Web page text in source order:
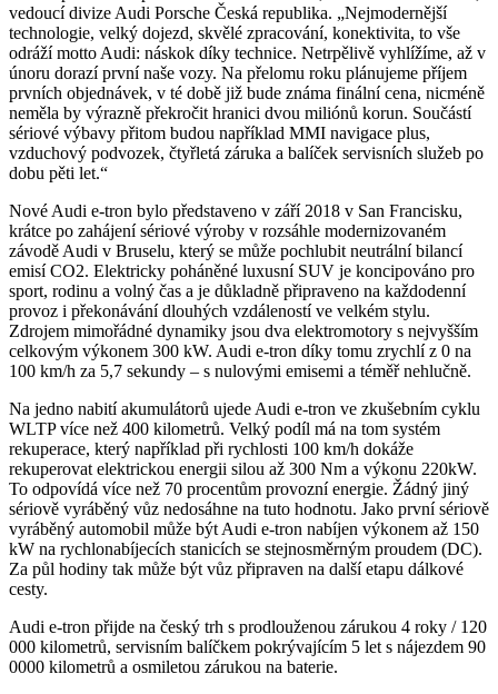
vedoucí divize Audi Porsche Česká republika. „Nejmodernější
technologie, velký dojezd, skvělé zpracování, konektivita, to vše
odráží motto Audi: náskok díky technice. Netrpělivě vyhlížíme, až v
únoru dorazí první naše vozy. Na přelomu roku plánujeme příjem
prvních objednávek, v té době již bude známa finální cena, nicméně
neměla by výrazně překročit hranici dvou miliónů korun. Součástí
sériové výbavy přitom budou například MMI navigace plus,
vzduchový podvozek, čtyřletá záruka a balíček servisních služeb po
dobu pěti let.“
Nové Audi e-tron bylo představeno v září 2018 v San Francisku,
krátce po zahájení sériové výroby v rozsáhle modernizovaném
závodě Audi v Bruselu, který se může pochlubit neutrální bilancí
emisí CO2. Elektricky poháněné luxusní SUV je koncipováno pro
sport, rodinu a volný čas a je důkladně připraveno na každodenní
provoz i překonávání dlouhých vzdáleností ve velkém stylu.
Zdrojem mimořádné dynamiky jsou dva elektromotory s nejvyšším
celkovým výkonem 300 kW. Audi e-tron díky tomu zrychlí z 0 na
100 km/h za 5,7 sekundy – s nulovými emisemi a téměř nehlučně.
Na jedno nabití akumulátorů ujede Audi e-tron ve zkušebním cyklu
WLTP více než 400 kilometrů. Velký podíl má na tom systém
rekuperace, který například při rychlosti 100 km/h dokáže
rekuperovat elektrickou energii silou až 300 Nm a výkonu 220kW.
To odpovídá více než 70 procentům provozní energie. Žádný jiný
sériově vyráběný vůz nedosáhne na tuto hodnotu. Jako první sériově
vyráběný automobil může být Audi e-tron nabíjen výkonem až 150
kW na rychlonabíjecích stanicích se stejnosměrným proudem (DC).
Za půl hodiny tak může být vůz připraven na další etapu dálkové
cesty.
Audi e-tron přijde na český trh s prodlouženou zárukou 4 roky / 120
000 kilometrů, servisním balíčkem pokrývajícím 5 let s nájezdem 90
0000 kilometrů a osmiletou zárukou na baterie.